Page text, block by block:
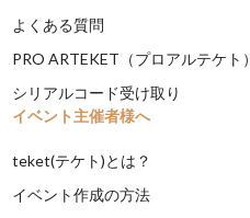
よくある質問
PRO ARTEKET（プロアルテケト）
シリアルコード受け取り
イベント主催者様へ
teket(テケト)とは？
イベント作成の方法